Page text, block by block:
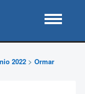
2022> Ormar